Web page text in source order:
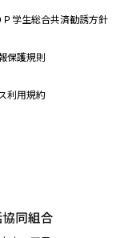
Ｐ学生総合共済勧誘方針
保護規則
利用規約